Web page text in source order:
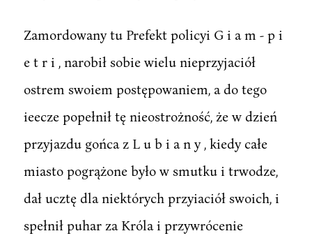
Zamordowany tu Prefekt policyi G i a m - p i
e t r i , narobił sobie wielu nieprzyjaciół
ostrem swoiem postępowaniem, a do tego
ieecze popełnił tę nieostrożność, że w dzień
przyjazdu gońca z L u b i a n y , kiedy całe
miasto pogrążone było w smutku i trwodze,
dał ucztę dla niektórych przyiaciół swoich, i
spełnił puhar za Króla i przywrócenie